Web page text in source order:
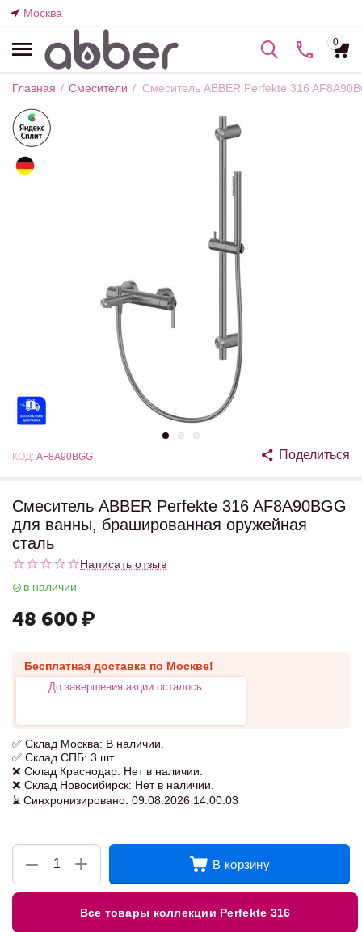
Москва
0
Главная / Смесители / Смеситель ABBER Perfekte 316
КОД: AF8A90BGG Поделиться
Смеситель ABBER Perfekte 316 AF8A90BGG
для ванны, брашированная оружейная
сталь
Написать отзыв
в наличии
48 600 ₽
Бесплатная доставка по Москве!
До завершения акции осталось:
✅ Склад Москва: В наличии.
✅ Склад СПБ: 3 шт.
❌ Склад Краснодар: Нет в наличии.
❌ Склад Новосибирск: Нет в наличии.
⌛ Синхронизировано: 09.08.2026 14:00:03
+
− В корзину
Все товары коллекции Perfekte 316